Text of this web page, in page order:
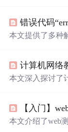
其结构、原理和
过示例展示了如
本文提供了多种
计算机网络
本文深入探讨了
URL
、电子邮件
理、数据传输方
【入门】
本文介绍了web